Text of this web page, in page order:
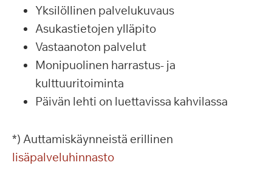
Yksilöllinen palvelukuvaus
Asukastietojen ylläpito
Vastaanoton palvelut
Monipuolinen harrastus- ja
kulttuuritoiminta
Päivän lehti on luettavissa kahvilassa
*) Auttamiskäynneistä erillinen
lisäpalveluhinnasto